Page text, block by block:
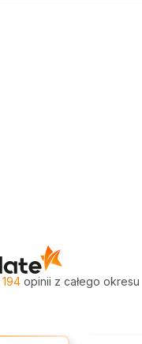
194 opinii z całego okresu